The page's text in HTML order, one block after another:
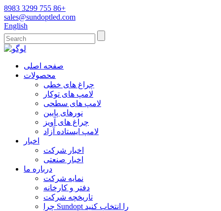
8983 3299 755 86+
sales@sundoptled.com
English
صفحه اصلی
محصولات
چراغ های خطی
لامپ های توکار
لامپ های سطحی
نورهای پایین
چراغ های آویز
لامپ ایستاده آزاد
اخبار
اخبار شرکت
اخبار صنعتی
درباره ما
نمایه شرکت
دفتر و کارخانه
تاریخچه شرکت
چرا Sundopt را انتخاب کنید